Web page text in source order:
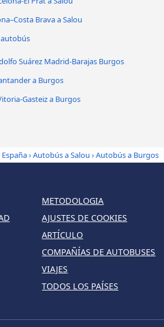
Brava a Salou
Suárez Madrid-Barajas Burgos
a Burgos
Gasteiz a Burgos
›Autobús a Salou ›Autobús a Burgos
METODOLOGIA
AJUSTES DE COOKIES
ARTÍCULO
COMPAÑÍAS DE AUTOBUSES
VIAJES
TODOS LOS PAÍSES